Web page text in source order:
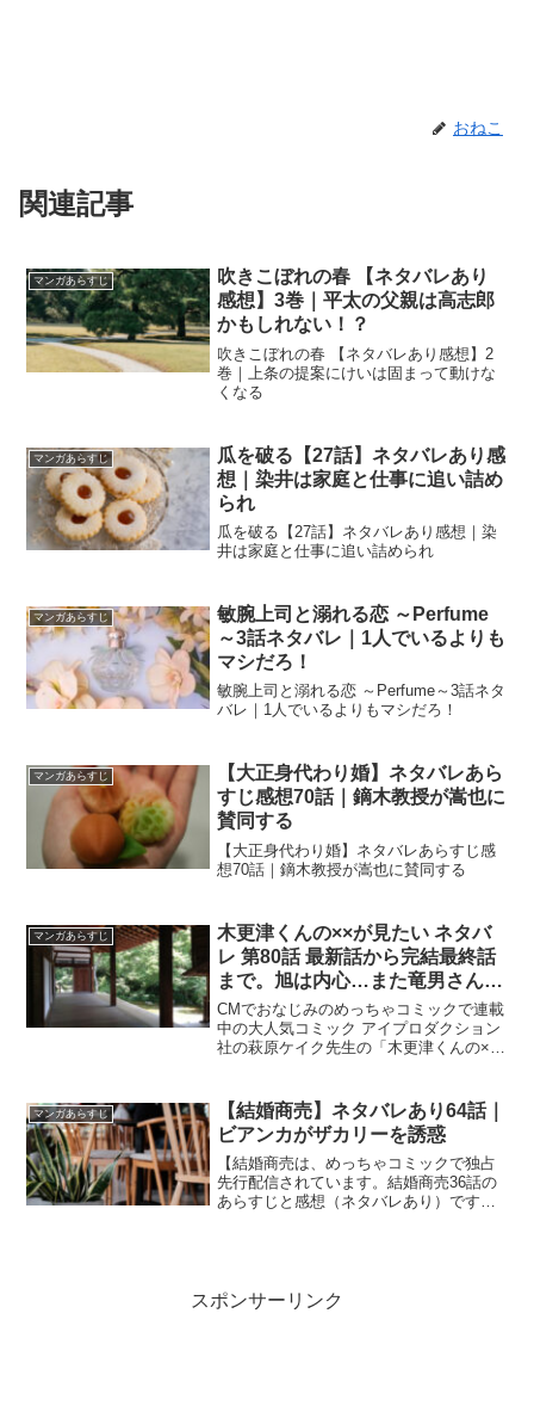
おねこ
関連記事
マンガあらすじ
吹きこぼれの春 【ネタバレあり
感想】3巻｜平太の父親は高志郎
かもしれない！？
吹きこぼれの春 【ネタバレあり感想】2
巻｜上条の提案にけいは固まって動けな
くなる
マンガあらすじ
瓜を破る【27話】ネタバレあり感
想｜染井は家庭と仕事に追い詰め
られ
瓜を破る【27話】ネタバレあり感想｜染
井は家庭と仕事に追い詰められ
マンガあらすじ
敏腕上司と溺れる恋 ～Perfume
～3話ネタバレ｜1人でいるよりも
マシだろ！
敏腕上司と溺れる恋 ～Perfume～3話ネタ
バレ｜1人でいるよりもマシだろ！
マンガあらすじ
【大正身代わり婚】ネタバレあら
すじ感想70話｜鏑木教授が嵩也に
賛同する
【大正身代わり婚】ネタバレあらすじ感
想70話｜鏑木教授が嵩也に賛同する
マンガあらすじ
木更津くんの××が見たい ネタバ
レ 第80話 最新話から完結最終話
まで。旭は内心…また竜男さんに
触れたい…
CMでおなじみのめっちゃコミックで連載
中の大人気コミック アイプロダクション
社の萩原ケイク先生の「木更津くんの××
いなぁっと、1人でエッチな妄想を膨らま
せていたのです。
マンガあらすじ
【結婚商売】ネタバレあり64話｜
ビアンカがザカリーを誘惑
【結婚商売は、めっちゃコミックで独占
先行配信されています。結婚商売36話の
あらすじと感想（ネタバレあり）です。
スポンサーリンク